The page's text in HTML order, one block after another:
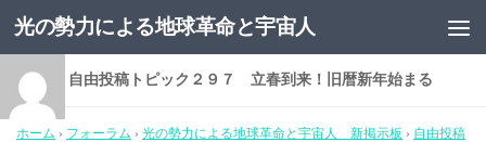
コンテンツへスキップ
光の勢力による地球革命と宇宙人
返信先: 自由投稿トピック２９７ 立春到来！旧暦新年始まる
ホーム › フォーラム › 光の勢力による地球革命と宇宙人 新掲示板 › 自由投稿